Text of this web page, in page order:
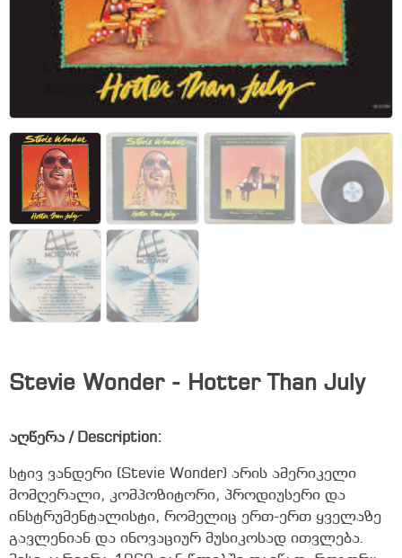
Stevie Wonder ‎- Hotter Than July
აღწერა / Description:
სტივ ვანდერი (Stevie Wonder) არის ამერიკელი
მომღერალი, კომპოზიტორი, პროდიუსერი და
ინსტრუმენტალისტი, რომელიც ერთ-ერთ ყველაზე
გავლენიან და ინოვაციურ მუსიკოსად ითვლება.